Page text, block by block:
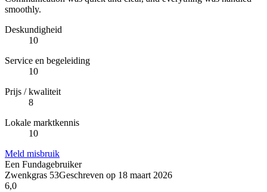
smoothly.
Deskundigheid
10
Service en begeleiding
10
Prijs / kwaliteit
8
Lokale marktkennis
10
Meld misbruik
Een Fundagebruiker
Zwenkgras 53Geschreven op 18 maart 2026
6,0